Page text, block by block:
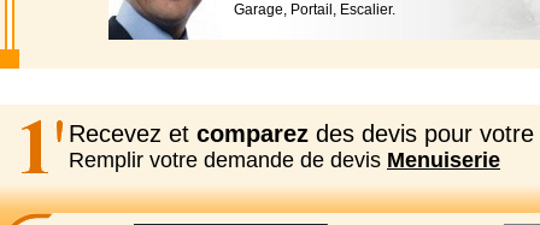
Garage, Portail, Escalier.
Recevez et comparez des devis pour votre
Remplir votre demande de devis Menuiserie